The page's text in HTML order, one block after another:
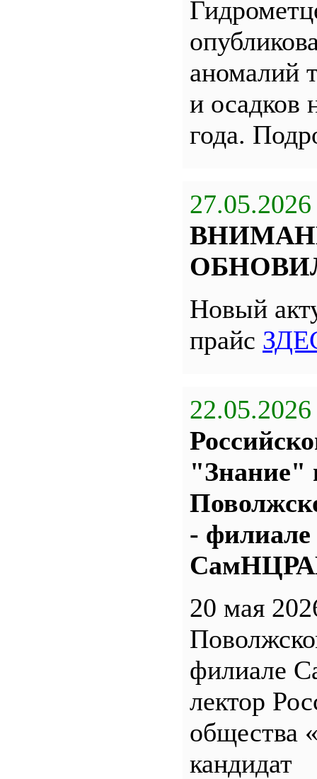
аномалий
и осадков
года.
27.05.2026
Новый
прайс
22.05.2026
"Знание"
- филиале
20 мая
филиале
лектор
общества
кандидат